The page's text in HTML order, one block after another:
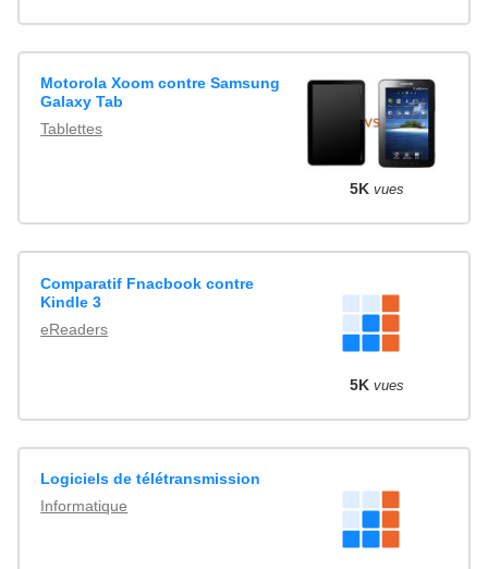
Motorola Xoom contre Samsung
Galaxy Tab
Tablettes
5K vues
Comparatif Fnacbook contre
Kindle 3
eReaders
5K vues
Logiciels de télétransmission
Informatique